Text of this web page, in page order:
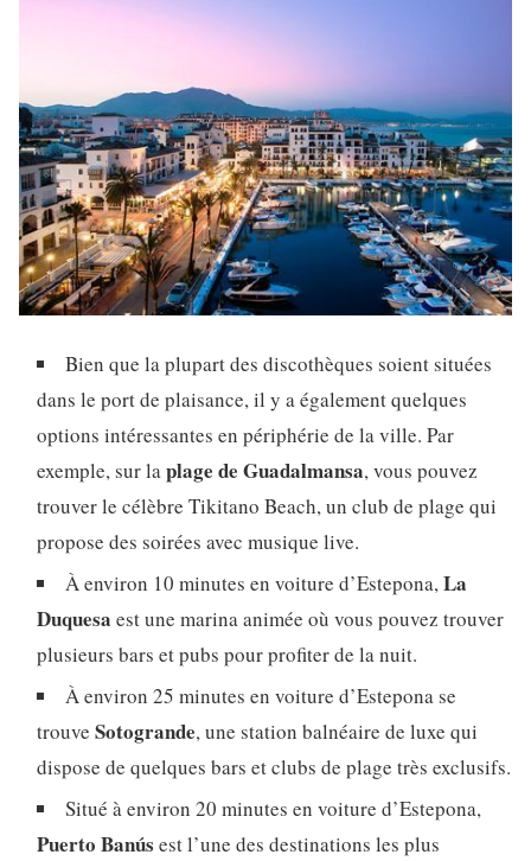
Bien que la plupart des discothèques soient situées
dans le port de plaisance, il y a également quelques
options intéressantes en périphérie de la ville. Par
exemple, sur laplage de Guadalmansa, vous pouvez
trouver le célèbre Tikitano Beach, un club de plage qui
propose des soirées avec musique live.
À environ 10 minutes en voiture d’Estepona,La
Duquesa est une marina animée où vous pouvez trouver
plusieurs bars et pubs pour profiter de la nuit.
À environ 25 minutes en voiture d’Estepona se
trouve Sotogrande, une station balnéaire de luxe qui
dispose de quelques bars et clubs de plage très exclusifs.
Situé à environ 20 minutes en voiture d’Estepona,
Puerto Banús est l’une des destinations les plus